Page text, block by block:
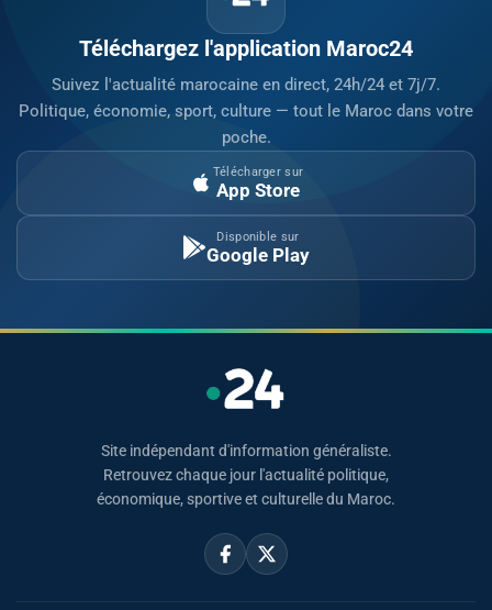
Téléchargez l'application Maroc24
Suivez l'actualité marocaine en direct, 24h/24 et 7j/7.
Politique, économie, sport, culture — tout le Maroc dans votre
poche.
Télécharger sur
App Store
Disponible sur
Google Play
Site indépendant d'information généraliste.
Retrouvez chaque jour l'actualité politique,
économique, sportive et culturelle du Maroc.